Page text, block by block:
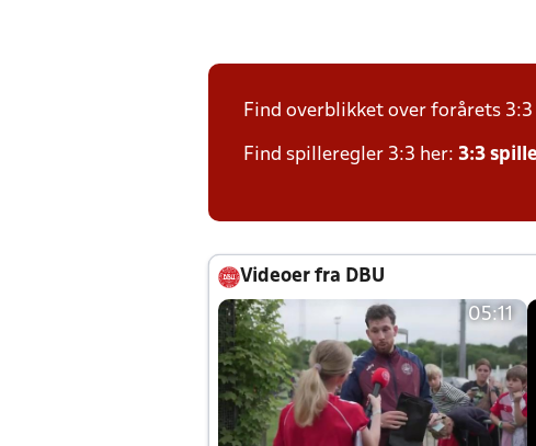
Find overblikket over forårets
Find spilleregler 3:3 her: 3:3
Videoer fra DBU
05:11